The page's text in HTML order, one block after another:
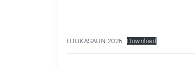
EDUKASAUN 2026 Download